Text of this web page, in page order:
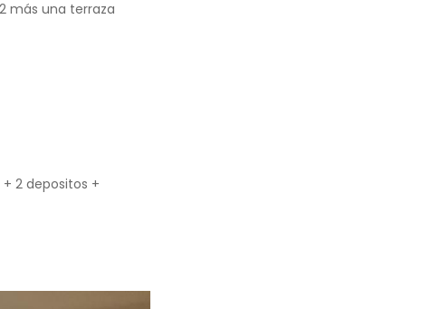
más una terraza
2 depositos +